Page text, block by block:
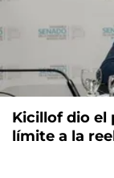
Kicillof dio el
límite a la